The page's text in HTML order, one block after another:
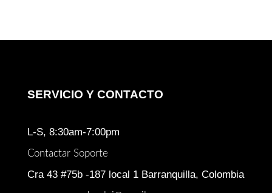
SERVICIO Y CONTACTO
L-S, 8:30am-7:00pm
Contactar Soporte
Cra 43 #75b -187 local 1 Barranquilla, Colombia